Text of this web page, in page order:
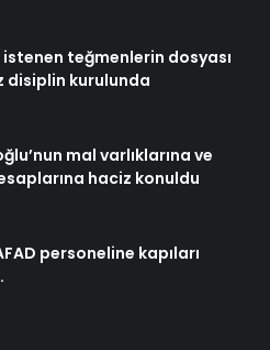
istenen teğmenlerin dosyası
disiplin kurulunda
mal varlıklarına ve
haciz konuldu
personeline kapıları